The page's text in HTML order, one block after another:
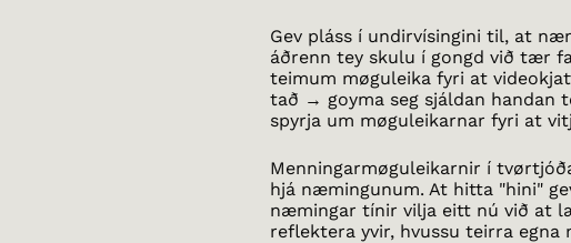
Gev pláss í undirvísingini til, at
áðrenn tey skulu í gongd við tær
teimum møguleika fyri at
tað → goyma seg sjáldan
spyrja um møguleikarnar fyri at
Menningarmøguleikarnir í
hjá næmingunum. At hitta "hini"
næmingar tínir vilja eitt nú við at
reflektera yvir, hvussu teirra egna